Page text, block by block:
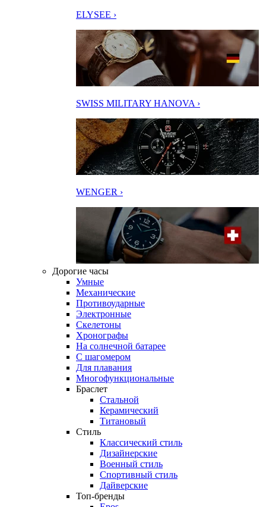
ELYSEE ›
SWISS MILITARY HANOVA ›
WENGER ›
Дорогие часы
Умные
Механические
Противоударные
Электронные
Скелетоны
Хронографы
На солнечной батарее
С шагомером
Для плавания
Многофункциональные
Браслет
Стальной
Керамический
Титановый
Стиль
Классический стиль
Дизайнерские
Военный стиль
Спортивный стиль
Дайверские
Топ-бренды